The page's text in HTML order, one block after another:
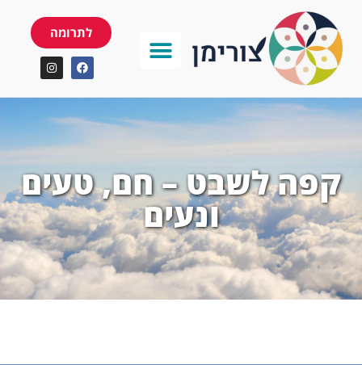
לתרומה
קפה לשבט – חם, טעים
ונעים